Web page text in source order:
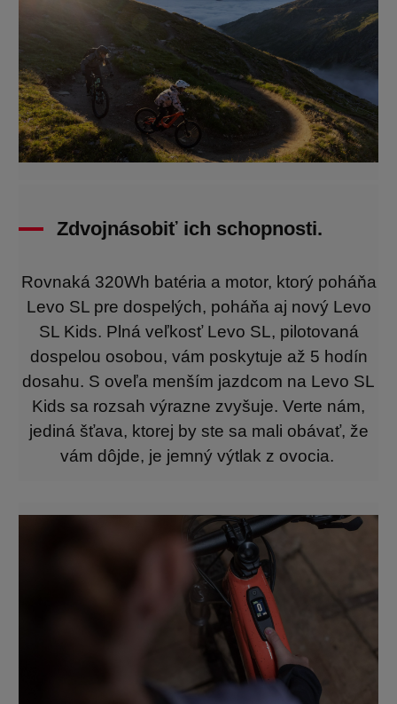
Zdvojnásobiť ich schopnosti.
Rovnaká 320Wh batéria a motor, ktorý poháňa
Levo SL pre dospelých, poháňa aj nový Levo
SL Kids. Plná veľkosť Levo SL, pilotovaná
dospelou osobou, vám poskytuje až 5 hodín
dosahu. S oveľa menším jazdcom na Levo SL
Kids sa rozsah výrazne zvyšuje. Verte nám,
jediná šťava, ktorej by ste sa mali obávať, že
vám dôjde, je jemný výtlak z ovocia.